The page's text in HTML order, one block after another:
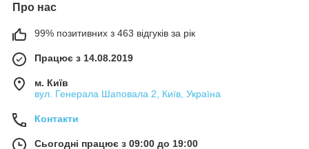
Про нас
99% позитивних з 463 відгуків за рік
Працює з 14.08.2019
м. Київ
вул. Генерала Шаповала 2, Київ, Україна
Контакти
Сьогодні працює з 09:00 до 19:00